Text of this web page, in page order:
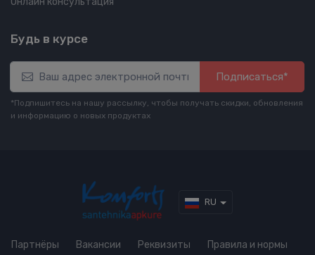
Будь в курсе
Подписаться*
*Подпишитесь на нашу рассылку, чтобы получать скидки, обновления
и информацию о новых продуктах
RU
Партнёры Вакансии Реквизиты Правила и нормы